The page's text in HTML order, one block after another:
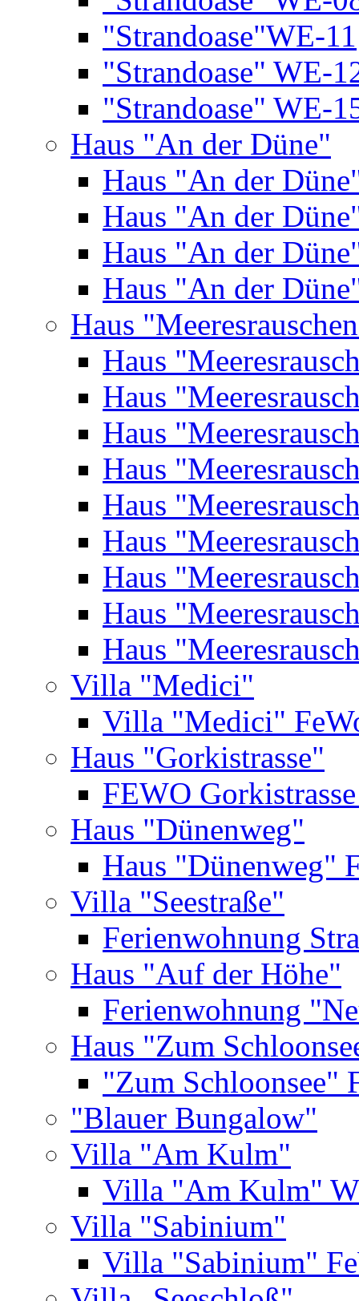
"Strandoase"WE-11
"Strandoase" WE-
"Strandoase" WE-
Haus "An der Düne"
Haus "An der
Haus "An der
Haus "An der
Haus "An der
Haus
Haus
Haus
Haus
Haus
Haus
Haus
Haus
Haus
Haus
Villa "Medici"
Villa "Medici"
Haus "Gorkistrasse"
FEWO
Haus "Dünenweg"
Haus "Dünenweg"
Villa "Seestraße"
Ferienwohnung
Haus "Auf der Höhe"
Ferienwohnung
Haus "Zum
"Zum Schloonsee"
"Blauer Bungalow"
Villa "Am Kulm"
Villa "Am Kulm"
Villa "Sabinium"
Villa "Sabinium"